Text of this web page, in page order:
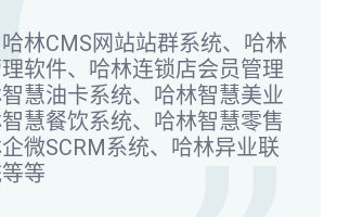
林CMS网站站群系统、哈林
软件、哈林连锁店会员管理
慧油卡系统、哈林智慧美业
慧餐饮系统、哈林智慧零售
微SCRM系统、哈林异业联
等